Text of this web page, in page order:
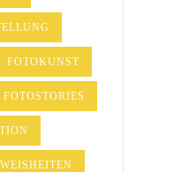
FOTOKUNST
FOTOSTORIES